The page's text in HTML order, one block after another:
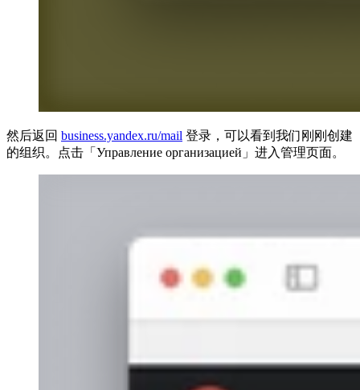
然后返回 business.yandex.ru/mail 登录，可以看到我们刚刚创建
的组织。点击「Управление организацией」进入管理页面。